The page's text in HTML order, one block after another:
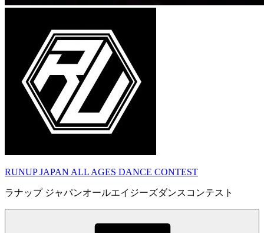
RUNUP JAPAN ALL AGES DANCE CONTEST
ラナップ ジャパンオールエイジーズダンスコンテスト